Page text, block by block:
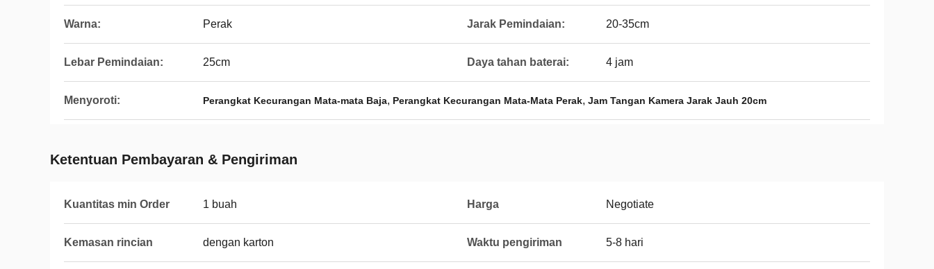
Warna: Perak Jarak Pemindaian: 20-35cm
Lebar Pemindaian: 25cm Daya tahan baterai: 4 jam
Menyoroti: Perangkat Kecurangan Mata-mata Baja, Perangkat Kecurangan Mata-Mata Perak, Jam Tangan Kamera Jarak Jauh 20cm
Ketentuan Pembayaran & Pengiriman
Kuantitas min Order 1 buah Harga Negotiate
Kemasan rincian dengan karton Waktu pengiriman 5-8 hari